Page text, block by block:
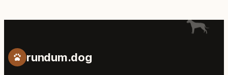
rundum.dog